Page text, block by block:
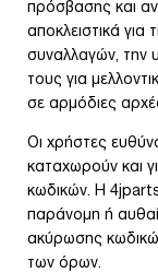
πρόσβασης και
αποκλειστικά για
συναλλαγών, την
τους για
σε αρμόδιες
Οι χρήστες
καταχωρούν και
κωδικών. Η
παράνομη ή
ακύρωσης
των όρων.